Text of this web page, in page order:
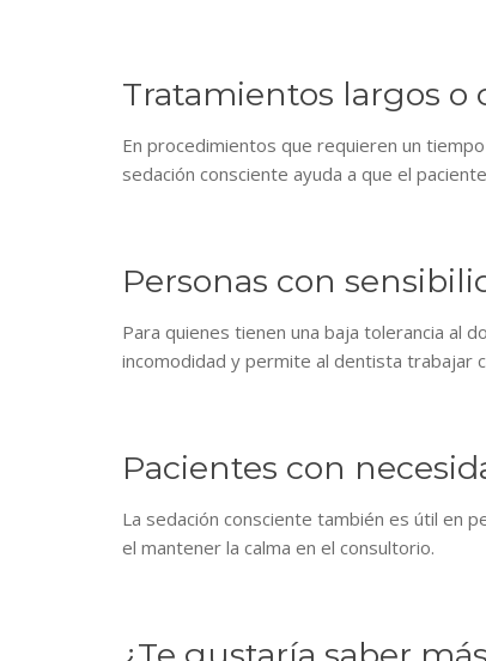
Tratamientos largos o
En procedimientos que requieren un
sedación consciente ayuda a que el
Personas con
Para quienes tienen una baja tolerancia al
incomodidad y permite al dentista trabajar
Pacientes con
La sedación consciente también es útil en
el mantener la calma en el consultorio.